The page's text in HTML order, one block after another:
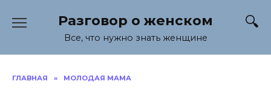
содержанию
Разговор о женском
Все, что нужно знать женщине
ГЛАВНАЯ » МОЛОДАЯ МАМА